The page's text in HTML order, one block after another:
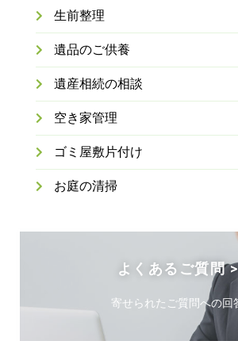
生前整理
遺品のご供養
遺産相続の相談
空き家管理
ゴミ屋敷片付け
お庭の清掃
よくあるご質問 >
寄せられたご質問への回